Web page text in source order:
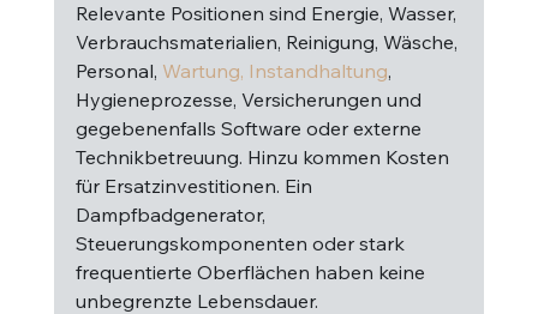
Relevante Positionen sind Energie, Wasser,
Verbrauchsmaterialien, Reinigung, Wäsche,
Personal, Wartung, Instandhaltung,
Hygieneprozesse, Versicherungen und
gegebenenfalls Software oder externe
Technikbetreuung. Hinzu kommen Kosten
für Ersatzinvestitionen. Ein
Dampfbadgenerator,
Steuerungskomponenten oder stark
frequentierte Oberflächen haben keine
unbegrenzte Lebensdauer.